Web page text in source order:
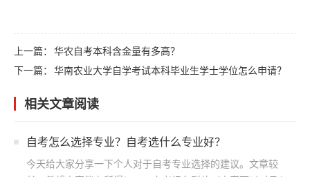
上一篇： 华农自考本科含金量有多高？
下一篇： 华南农业大学自学考试本科毕业生学士学位怎么申请？
相关文章阅读
自考怎么选择专业？自考选什么专业好？
今天给大家分享一下个人对于自考专业选择的建议。文章较